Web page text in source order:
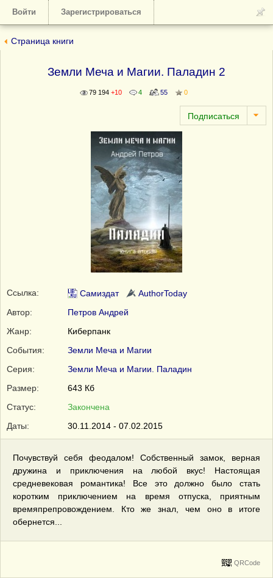
Войти Зарегистрироваться
Страница книги
Земли Меча и Магии. Паладин 2
79 194 +10 4 55 0
Ссылка: Самиздат
AuthorToday
Автор:
Петров Андрей
Жанр:
Киберпанк
События:
Земли Меча и Магии
Серия:
Земли Меча и Магии. Паладин
Размер:
643 Кб
Статус:
Закончена
Даты:
30.11.2014 - 07.02.2015
Почувствуй себя феодалом! Собственный замок, верная
дружина и приключения на любой вкус! Настоящая
средневековая романтика! Все это должно было стать
коротким приключением на время отпуска, приятным
времяпрепровождением. Кто же знал, чем оно в итоге
обернется...
QRCode